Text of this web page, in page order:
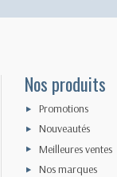
Nos produits
Promotions
Nouveautés
Meilleures ventes
Nos marques